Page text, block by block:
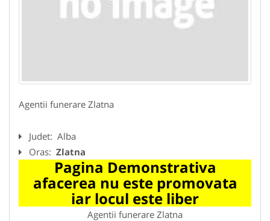
Agentii funerare Zlatna
Judet: Alba
Oras: Zlatna
Pagina Demonstrativa
afacerea nu este promovata
iar locul este liber
Agentii funerare Zlatna